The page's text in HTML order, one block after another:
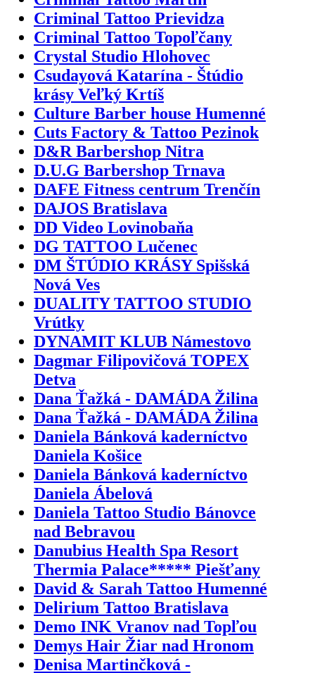
Criminal Tattoo Prievidza
Criminal Tattoo Topoľčany
Crystal Studio Hlohovec
Csudayová Katarína - Štúdio
krásy Veľký Krtíš
Culture Barber house Humenné
Cuts Factory & Tattoo Pezinok
D&R Barbershop Nitra
D.U.G Barbershop Trnava
DAFE Fitness centrum Trenčín
DAJOS Bratislava
DD Video Lovinobaňa
DG TATTOO Lučenec
DM ŠTÚDIO KRÁSY Spišská
Nová Ves
DUALITY TATTOO STUDIO
Vrútky
DYNAMIT KLUB Námestovo
Dagmar Filipovičová TOPEX
Detva
Dana Ťažká - DAMÁDA Žilina
Dana Ťažká - DAMÁDA Žilina
Daniela Bánková kaderníctvo
Daniela Košice
Daniela Bánková kaderníctvo
Daniela Ábelová
Daniela Tattoo Studio Bánovce
nad Bebravou
Danubius Health Spa Resort
Thermia Palace***** Piešťany
David & Sarah Tattoo Humenné
Delirium Tattoo Bratislava
Demo INK Vranov nad Topľou
Demys Hair Žiar nad Hronom
Denisa Martinčková -